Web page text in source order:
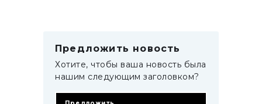
Предложить новость
Хотите, чтобы ваша новость была
нашим следующим заголовком?